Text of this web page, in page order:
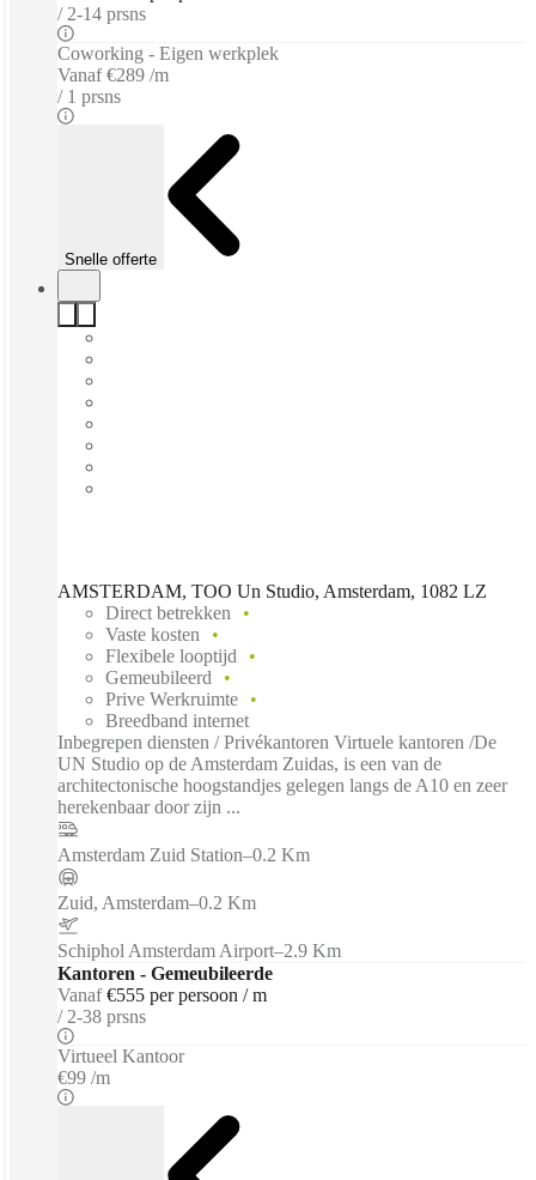
2-14 prsns
Coworking - Eigen werkplek
Vanaf €289 /m
1 prsns
Snelle offerte
AMSTERDAM, TOO Un Studio, Amsterdam, 1082 LZ
Direct betrekken
Vaste kosten
Flexibele looptijd
Gemeubileerd
Prive Werkruimte
Breedband internet
Inbegrepen diensten / Privékantoren Virtuele kantoren /De
UN Studio op de Amsterdam Zuidas, is een van de
architectonische hoogstandjes gelegen langs de A10 en zeer
herekenbaar door zijn ...
Amsterdam Zuid Station–0.2 Km
Zuid, Amsterdam–0.2 Km
Schiphol Amsterdam Airport–2.9 Km
Kantoren - Gemeubileerde
Vanaf €555 per persoon / m
2-38 prsns
Virtueel Kantoor
€99 /m